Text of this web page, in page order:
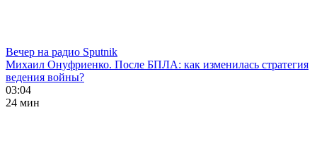
Вечер на радио Sputnik
Михаил Онуфриенко. После БПЛА: как изменилась стратегия
ведения войны?
03:04
24 мин